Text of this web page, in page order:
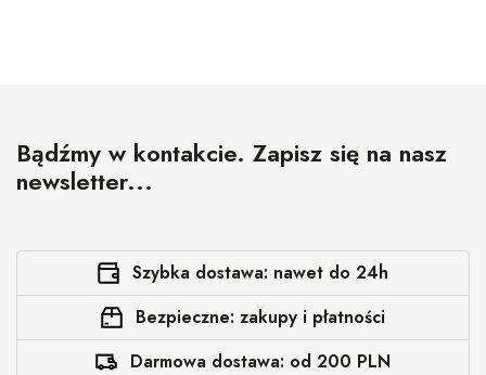
Bądźmy w kontakcie. Zapisz się na nasz
newsletter...
Szybka dostawa: nawet do 24h
Bezpieczne: zakupy i płatności
Darmowa dostawa: od 200 PLN